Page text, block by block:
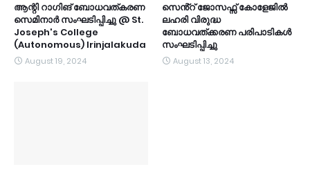
ആന്റി റാഗിങ് ബോധവത്കരണ
സെമിനാർ സംഘടിപ്പിച്ചു @ St.
Joseph's College
(Autonomous) Irinjalakuda
August 19, 2024
സെൻ്റ് ജോസഫ്സ് കോളേജിൽ
ലഹരി വിരുദ്ധ
ബോധവത്ക്കരണ പരിപാടികൾ
സംഘടിപ്പിച്ചു
August 13, 2024